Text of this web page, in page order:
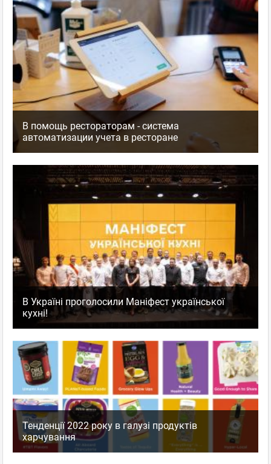
В помощь рестораторам - система
автоматизации учета в ресторане
В Україні проголосили Маніфест української
кухні!
Тенденції 2022 року в галузі продуктів
харчування